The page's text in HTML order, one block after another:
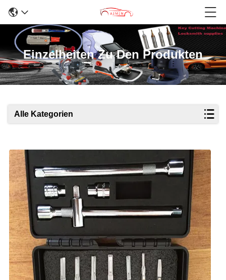
Einzelheiten Zu Den Produkten
Alle Kategorien